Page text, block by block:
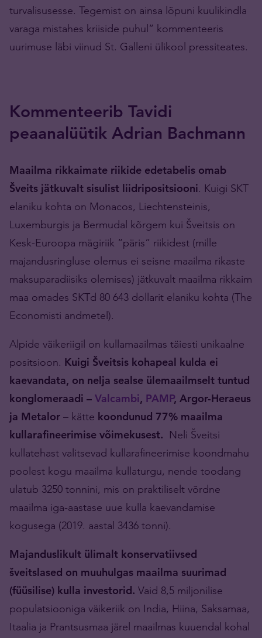
turvalisusesse. Tegemist on ainsa lõpuni kuulikindla
varaga mistahes kriiside puhul” kommenteeris
uurimuse läbi viinud St. Galleni ülikool pressiteates.
Kommenteerib Tavidi
peaanalüütik Adrian Bachmann
Maailma rikkaimate riikide edetabelis omab
Šveits jätkuvalt sisulist liidripositsiooni. Kuigi SKT
elaniku kohta on Monacos, Liechtensteinis,
Luxemburgis ja Bermudal kõrgem kui Šveitsis on
Kesk-Euroopa mägiriik “päris” riikidest (mille
majandusringluse olemus ei seisne maailma rikaste
maksuparadiisiks olemises) jätkuvalt maailma rikkaim
maa omades SKTd 80 643 dollarit elaniku kohta (The
Economisti andmetel).
Alpide väikeriigil on kullamaailmas täiesti unikaalne
positsioon. Kuigi Šveitsis kohapeal kulda ei
kaevandata, on nelja sealse ülemaailmselt tuntud
konglomeraadi – Valcambi, PAMP, Argor-Heraeus
ja Metalor – kätte koondunud 77% maailma
kullarafineerimise võimekusest. Neli Šveitsi
kullatehast valitsevad kullarafineerimise koondmahu
poolest kogu maailma kullaturgu, nende toodang
ulatub 3250 tonnini, mis on praktiliselt võrdne
maailma iga-aastase uue kulla kaevandamise
kogusega (2019. aastal 3436 tonni).
Majanduslikult ülimalt konservatiivsed
šveitslased on muuhulgas maailma suurimad
(füüsilise) kulla investorid. Vaid 8,5 miljonilise
populatsiooniga väikeriik on India, Hiina, Saksamaa,
Itaalia ja Prantsusmaa järel maailmas kuuendal kohal